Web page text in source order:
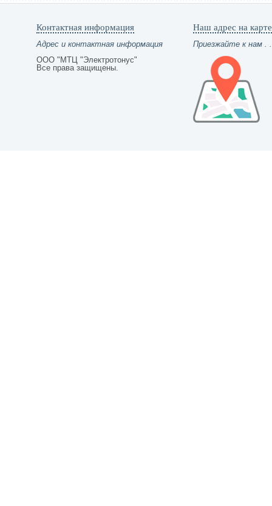
Контактная информация
Адрес и контактная информация
ООО "МТЦ "Электротонус"
Все права защищены.
Наш адрес на карте
Приезжайте к нам .